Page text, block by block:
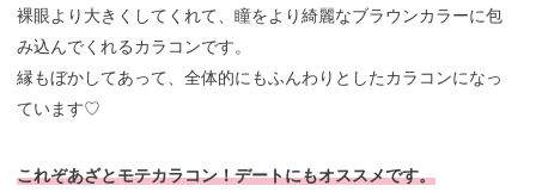
裸眼より大きくしてくれて、瞳をより綺麗なブラウンカラーに包
み込んでくれるカラコンです。
縁もぼかしてあって、全体的にもふんわりとしたカラコンになっ
ています♡
これぞあざとモテカラコン！デートにもオススメです。